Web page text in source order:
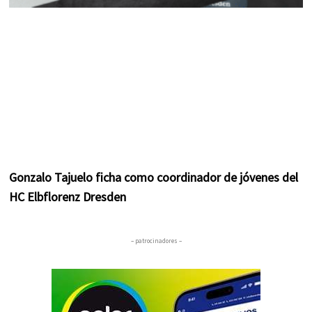
Gonzalo Tajuelo ficha como coordinador de jóvenes del
HC Elbflorenz Dresden
– patrocinadores –